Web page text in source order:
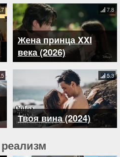
Жена принца XXI
века (2026)
7.8
Твоя вина (2024)
5.3